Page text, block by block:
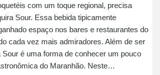
com um toque regional, precisa
Sour. Essa bebida tipicamente
espaço nos bares e restaurantes do
cada vez mais admiradores. Além de ser
Sour é uma forma de conhecer um pouco
do Maranhão. Neste…